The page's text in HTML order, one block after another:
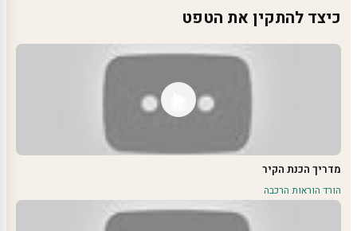
כיצד להתקין את הטפט
מדריך הכנת הקיר
הורד הוראות הרכבה